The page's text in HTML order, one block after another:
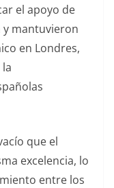
el apoyo de
y mantuvieron
en Londres,
que el
excelencia, lo
entre los